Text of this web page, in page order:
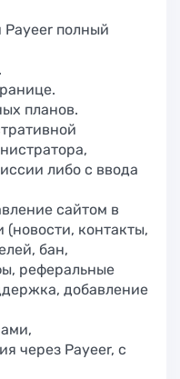
полный
планов.
либо с ввода
сайтом в
контакты,
бан,
реферальные
добавление
через Payeer, с